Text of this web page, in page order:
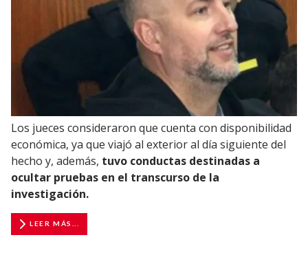
Los jueces consideraron que cuenta con disponibilidad
económica, ya que viajó al exterior al día siguiente del
hecho y, además, tuvo conductas destinadas a
ocultar pruebas en el transcurso de la
investigación.
LEER MÁS...